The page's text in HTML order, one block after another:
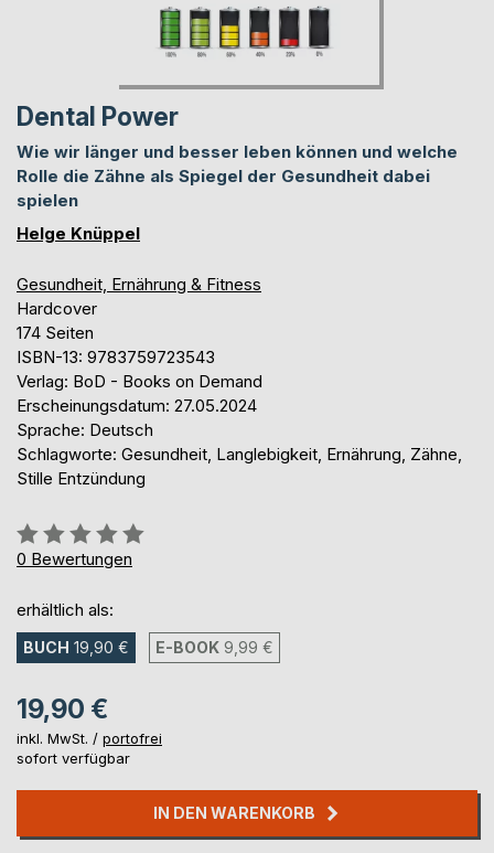
Dental Power
Wie wir länger und besser leben können und welche
Rolle die Zähne als Spiegel der Gesundheit dabei
spielen
Helge Knüppel
Gesundheit, Ernährung & Fitness
Hardcover
174 Seiten
ISBN-13: 9783759723543
Verlag: BoD - Books on Demand
Erscheinungsdatum: 27.05.2024
Sprache: Deutsch
Schlagworte: Gesundheit, Langlebigkeit, Ernährung, Zähne,
Stille Entzündung
Bewertung::
0%
0 Bewertungen
erhältlich als:
BUCH 19,90 € E-BOOK 9,99 €
19,90 €
inkl. MwSt. / portofrei
sofort verfügbar
IN DEN WARENKORB